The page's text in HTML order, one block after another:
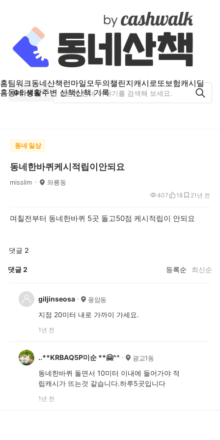
홈팀워크동네산책런마일모두의챌린지캐시로또보험캐시딜
홈동네 생활주변 산책산책 기록
와룡동
동네 일상
동네한바퀴케시적립이안되요
misslim 와룡동
1년 전
407 18 2
며칠전부터 동네한바퀴 5곳 돌고50점 케시적립이 안되요
댓글 2
댓글2 등록순 최신순
giljinseosa 풍암동
지점 20미터 내로 가까이 가세요.
1년 전
..**KRBAQ5P미순 **🤗^^ 광교1동
동네한바퀴 돌면서 10미터 이내에 들어가야 적
립캐시가 뜨는것 같습니다.하루5곳입니다
1년 전